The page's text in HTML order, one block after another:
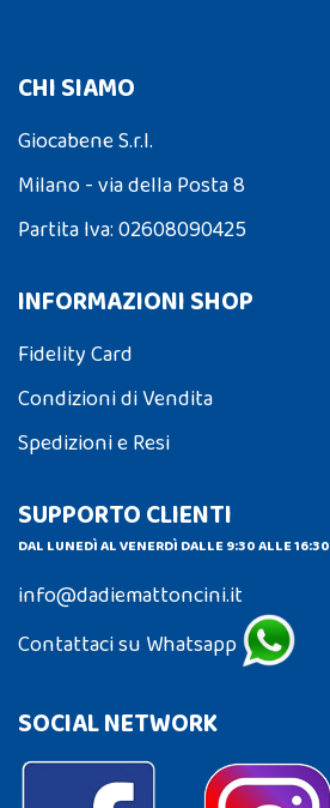
CHI SIAMO
Giocabene S.r.l.
Milano - via della Posta 8
Partita Iva: 02608090425
INFORMAZIONI SHOP
Fidelity Card
Condizioni di Vendita
Spedizioni e Resi
SUPPORTO CLIENTI
DAL LUNEDÌ AL VENERDÌ DALLE 9:30 ALLE 16:30
info@dadiemattoncini.it
Contattaci su Whatsapp
SOCIAL NETWORK